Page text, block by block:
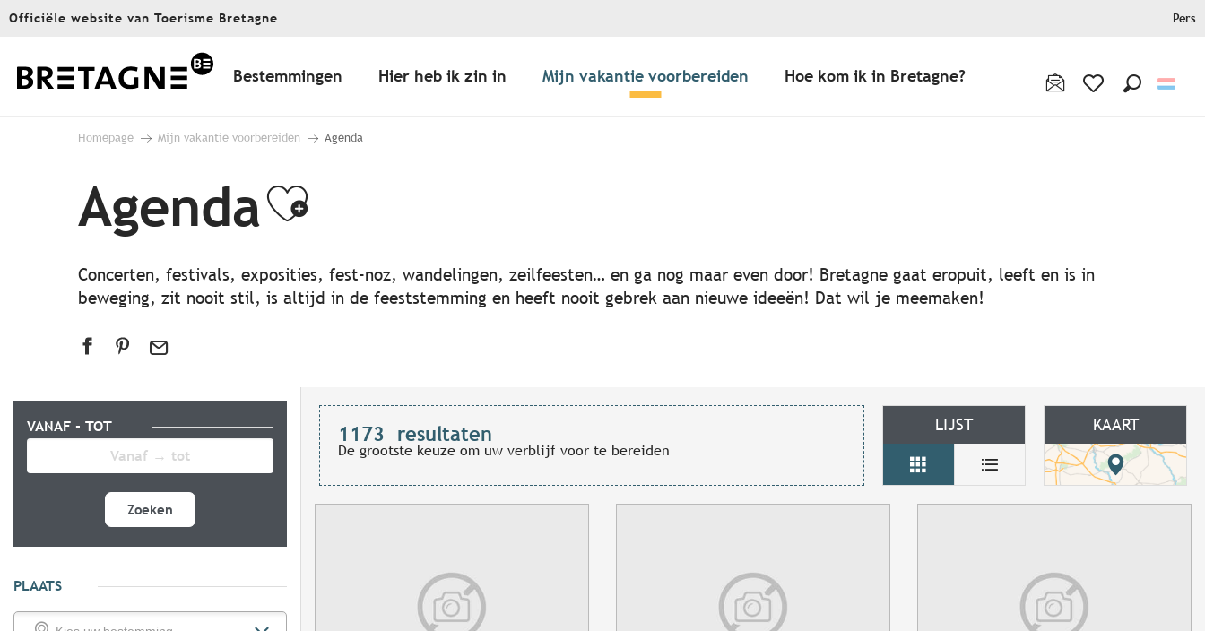
Aller
principal
Officiële website van Toerisme Bretagne Pers
Bestemmingen Hier heb ik zin in Mijn vakantie voorbereiden Hoe kom ik in Bretagne?
Homepage Mijn vakantie voorbereiden Agenda
AgendaAjouter aux favoris
Concerten, festivals, exposities, fest-noz, wandelingen, zeilfeesten… en ga nog maar even door! Bretagne gaat eropuit, leeft en is in
beweging, zit nooit stil, is altijd in de feeststemming en heeft nooit gebrek aan nieuwe ideeën! Dat wil je meemaken!
VANAF - TOT
Zoeken
PLAATS
1173 resultaten
De grootste keuze om uw verblijf voor te bereiden
LIJST KAART